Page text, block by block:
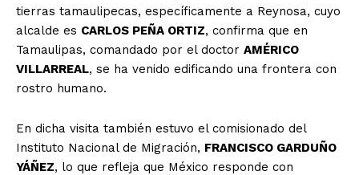
tierras tamaulipecas, específicamente a Reynosa, cuyo
alcalde es CARLOS PEÑA ORTIZ, confirma que en
Tamaulipas, comandado por el doctor AMÉRICO
VILLARREAL, se ha venido edificando una frontera con
rostro humano.
En dicha visita también estuvo el comisionado del
Instituto Nacional de Migración, FRANCISCO GARDUÑO
YÁÑEZ, lo que refleja que México responde con